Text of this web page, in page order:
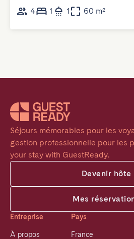
4
1 1 60 m²
Séjours mémorables pour les
gestion professionnelle pour les
your stay with GuestReady.
Devenir hôte
Mes
Entreprise
À propos
Pays
France